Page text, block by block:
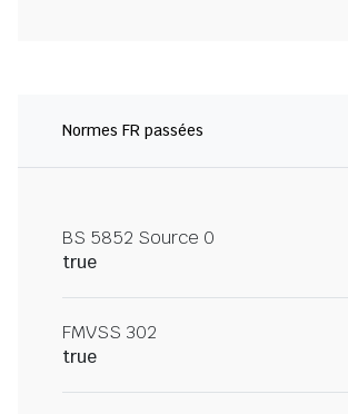
Normes FR passées
BS 5852 Source 0
true
FMVSS 302
true